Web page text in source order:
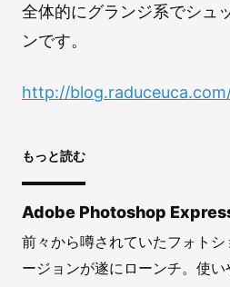
全体的にグランジ系でシュ
ンです。
http://
もっと読む
Adobe Photoshop
前々から噂されていたフォト
ージョンが遂にローンチ。使